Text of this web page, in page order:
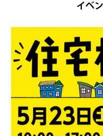
イベ